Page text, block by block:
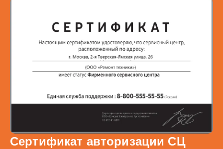
Сертификат авторизации СЦ